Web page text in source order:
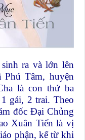
ra và lớn lên
Tâm, huyện
là con thứ ba
gái, 2 trai. Theo
đốc Đại Chủng
Xuân Tiến là vị
phận, kể từ khi